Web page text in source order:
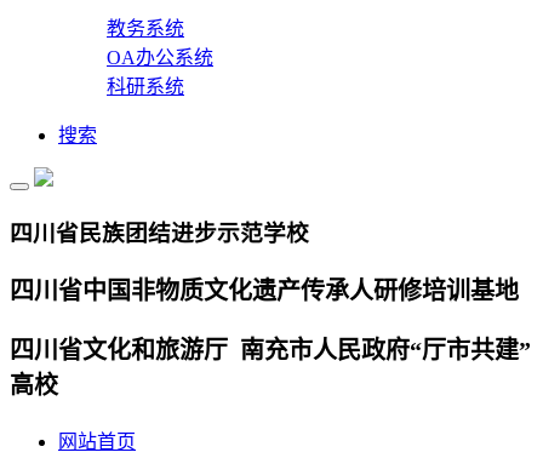
教务系统
OA办公系统
科研系统
搜索
四川省民族团结进步示范学校
四川省中国非物质文化遗产传承人研修培训基地
四川省文化和旅游厅 南充市人民政府“厅市共建”
高校
网站首页